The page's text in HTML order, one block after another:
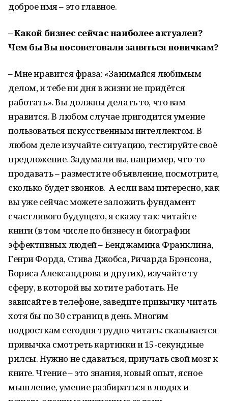
доброе имя – это главное.
– Какой бизнес сейчас наиболее актуален?
Чем бы Вы посоветовали заняться новичкам?
– Мне нравится фраза: «Занимайся любимым
делом, и тебе ни дня в жизни не придётся
работать». Вы должны делать то, что вам
нравится. В любом случае пригодится умение
пользоваться искусственным интеллектом. В
любом деле изучайте ситуацию, тестируйте своё
предложение. Задумали вы, например, что-то
продавать – разместите объявление, посмотрите,
сколько будет звонков. А если вам интересно, как
вы уже сейчас можете заложить фундамент
счастливого будущего, я скажу так: читайте
книги (в том числе по бизнесу и биографии
эффективных людей – Бенджамина Франклина,
Генри Форда, Стива Джобса, Ричарда Брэнсона,
Бориса Александрова и других), изучайте ту
сферу, в которой вы хотите работать. Не
зависайте в телефоне, заведите привычку читать
хотя бы по 30 страниц в день. Многим
подросткам сегодня трудно читать: сказывается
привычка смотреть картинки и 15-секундные
рилсы. Нужно не сдаваться, приучать свой мозг к
книге. Чтение – это знания, новый опыт, ясное
мышление, умение разбираться в людях и